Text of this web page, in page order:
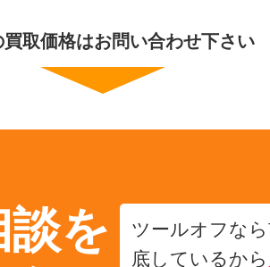
買取価格はお問い合わせ下さい
を
ツールオフな
底しているから